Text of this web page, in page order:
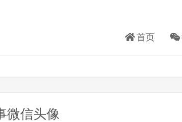
首页
微信头像